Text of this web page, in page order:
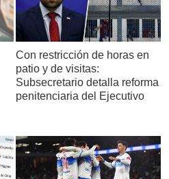
Con restricción de horas en
patio y de visitas:
Subsecretario detalla reforma
penitenciaria del Ejecutivo